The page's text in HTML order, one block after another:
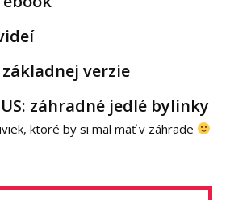
základnej verzie
záhradné jedlé bylinky
ktoré by si mal mať v záhrade